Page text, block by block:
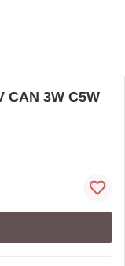
CAN 3W C5W